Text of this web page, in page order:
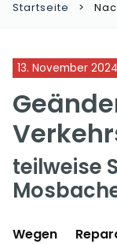
Startseite
13. November 2024
teilweise
Wegen